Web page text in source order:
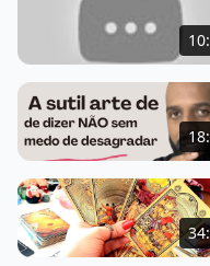
mestre e o rei
dele nossa flor pode
pulga atrás da orelha
feio belo dinheiro
debaixo nós
sendo feliz iluminado
melhores espiões da
daquele tanto
investigadores